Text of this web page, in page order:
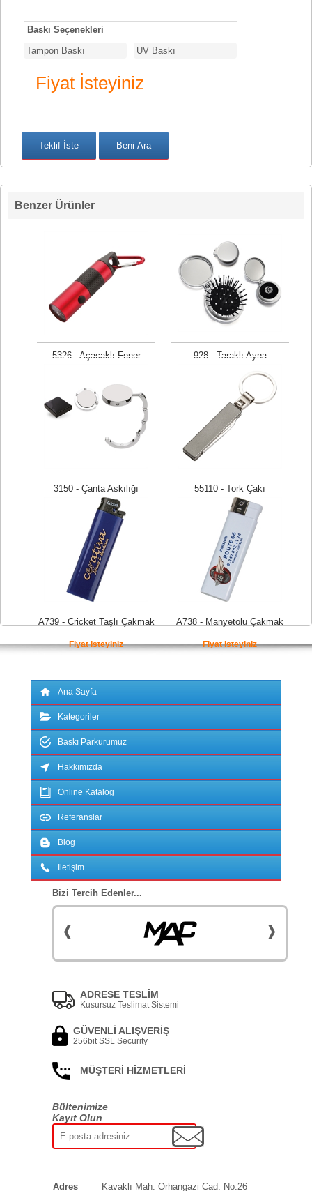
Baskı Seçenekleri
Tampon Baskı
UV Baskı
Fiyat İsteyiniz
Benzer Ürünler
5326 - Açacaklı Fener 928 - Taraklı Ayna
Fiyat isteyiniz
3150 - Çanta Askılığı
Fiyat isteyiniz
55110 - Tork Çakı
Fiyat isteyiniz
A739 - Cricket Taşlı Çakmak
Fiyat isteyiniz
A738 - Manyetolu Çakmak
Fiyat isteyiniz
Ana Sayfa
Kategoriler
Baskı Parkurumuz
Hakkımızda
Online Katalog
Referanslar
Blog
İletişim
Bizi Tercih Edenler...
ADRESE TESLİM
Kusursuz Teslimat Sistemi
GÜVENLİ ALIŞVERİŞ
256bit SSL Security
MÜŞTERİ HİZMETLERİ
Bültenimize
Kayıt Olun
Adres Kavaklı Mah. Orhangazi Cad. No:26